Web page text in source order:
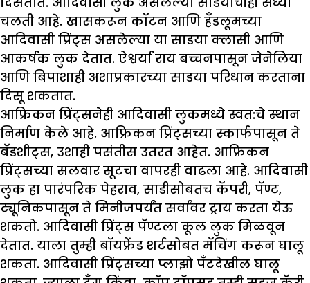
चलती आहे. खासकरून कॉटन आणि हँडलूमच्या
आदिवासी प्रिंट्स असलेल्या या साडया क्लासी आणि
आकर्षक लुक देतात. ऐश्वर्या राय बच्चनपासून जेनेलिया
आणि बिपाशाही अशाप्रकारच्या साडया परिधान करताना
दिसू शकतात.
आफ्रिकन प्रिंट्सनेही आदिवासी लुकमध्ये स्वत:चे स्थान
निर्माण केले आहे. आफ्रिकन प्रिंट्सच्या स्कार्फपासून ते
बॅडशीट्स, उशाही पसंतीस उतरत आहेत. आफ्रिकन
प्रिंट्सच्या सलवार सूटचा वापरही वाढला आहे. आदिवासी
लुक हा पारंपरिक पेहराव, साडीसोबतच कॅपरी, पॅण्ट,
ट्यूनिकपासून ते मिनीजपर्यंत सर्वांवर ट्राय करता येऊ
शकतो. आदिवासी प्रिंट्स पॅण्टला कूल लुक मिळवून
देतात. याला तुम्ही बॉयफ्रेंड शर्टसोबत मॅचिंग करून घालू
शकता. आदिवासी प्रिंट्सच्या प्लाझो पँटदेखील घालू